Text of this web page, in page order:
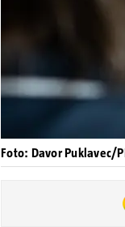
Foto: Davor Puklavec/